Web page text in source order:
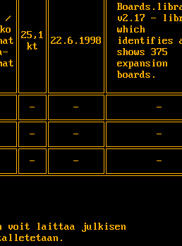
/
25,1
kt
22.6.1998
v2.17 -
which
identifies
shows 375
expansion
boards.
- -
-
- -
-
- - -
voit laittaa julkisen